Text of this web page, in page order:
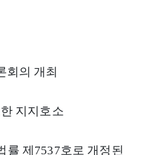
회의 개최
지지호소
률 제7537호로 개정된